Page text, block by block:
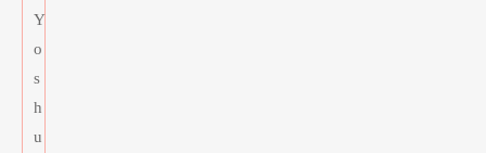
Y
o
s
h
u